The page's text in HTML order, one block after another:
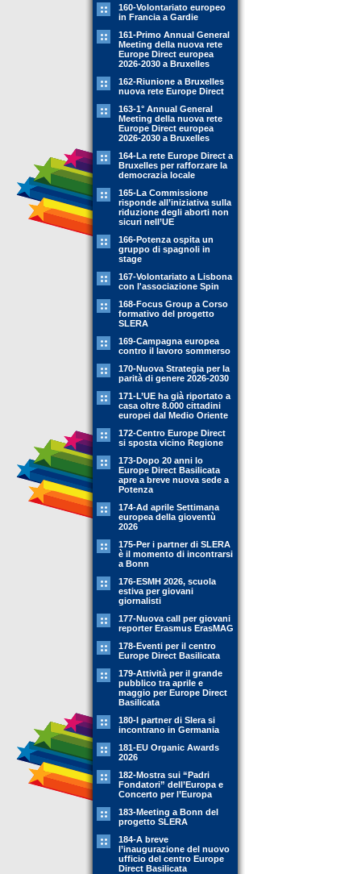
160-Volontariato europeo
in Francia a Gardie
161-Primo Annual General
Meeting della nuova rete
Europe Direct europea
2026-2030 a Bruxelles
162-Riunione a Bruxelles
nuova rete Europe Direct
163-1° Annual General
Meeting della nuova rete
Europe Direct europea
2026-2030 a Bruxelles
164-La rete Europe Direct a
Bruxelles per rafforzare la
democrazia locale
165-La Commissione
risponde all’iniziativa sulla
riduzione degli aborti non
sicuri nell’UE
166-Potenza ospita un
gruppo di spagnoli in
stage
167-Volontariato a Lisbona
con l'associazione Spin
168-Focus Group a Corso
formativo del progetto
SLERA
169-Campagna europea
contro il lavoro sommerso
170-Nuova Strategia per la
parità di genere 2026-2030
171-L’UE ha già riportato a
casa oltre 8.000 cittadini
europei dal Medio Oriente
172-Centro Europe Direct
si sposta vicino Regione
173-Dopo 20 anni lo
Europe Direct Basilicata
apre a breve nuova sede a
Potenza
174-Ad aprile Settimana
europea della gioventù
2026
175-Per i partner di SLERA
è il momento di incontrarsi
a Bonn
176-ESMH 2026, scuola
estiva per giovani
giornalisti
177-Nuova call per giovani
reporter Erasmus ErasMAG
178-Eventi per il centro
Europe Direct Basilicata
179-Attività per il grande
pubblico tra aprile e
maggio per Europe Direct
Basilicata
180-I partner di Slera si
incontrano in Germania
181-EU Organic Awards
2026
182-Mostra sui “Padri
Fondatori” dell’Europa e
Concerto per l’Europa
183-Meeting a Bonn del
progetto SLERA
184-A breve
l’inaugurazione del nuovo
ufficio del centro Europe
Direct Basilicata